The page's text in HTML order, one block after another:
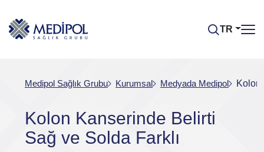
TR
Medipol Sağlık Grubu Kurumsal Medyada Medipol Kolon
Kolon Kanserinde Belirti
Sağ ve Solda Farklı